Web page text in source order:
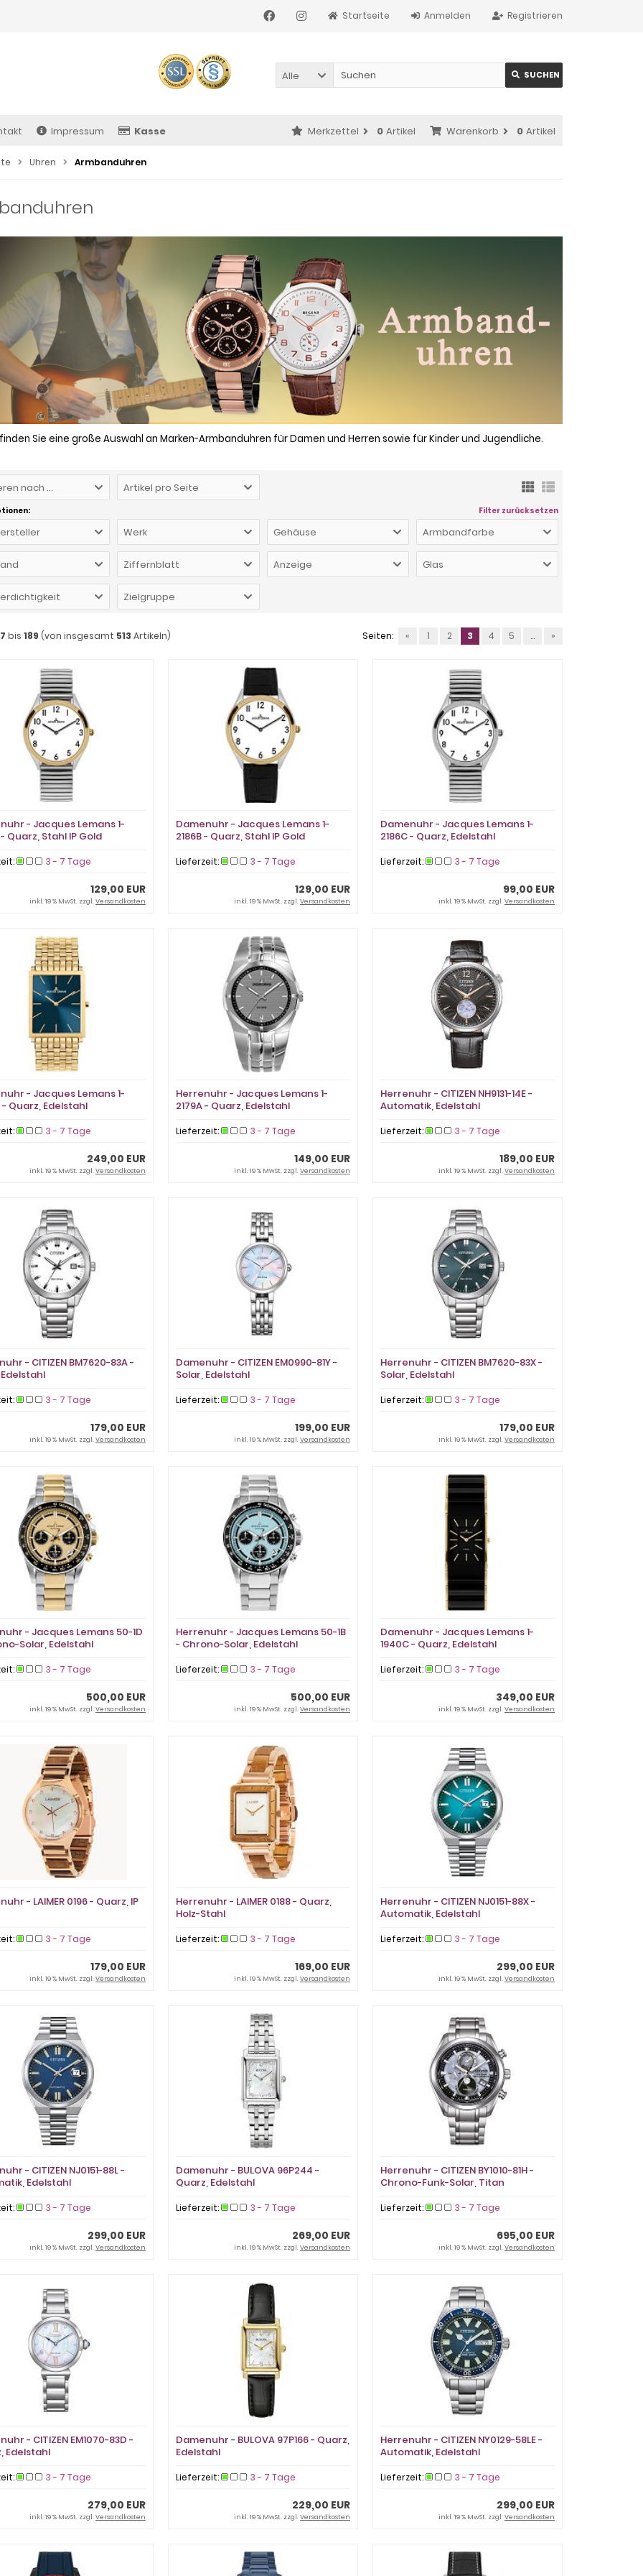
Registrieren
Anmelden
Startseite
Alle SUCHEN
Impressum Kasse Warenkorb 0 Artikel
Merkzettel 0 Artikel
Uhren Armbanduhren
Sie eine große Auswahl an Marken-Armbanduhren für Damen und Herren sowie für Kinder und Jugendliche.
nach ... Artikel pro Seite
Filter zurücksetzen
Werk Gehäuse Armbandfarbe
Ziffernblatt Anzeige Glas
Zielgruppe
bis 189 (von insgesamt 513 Artikeln) Seiten: « 1 2 3 4 5 ... »
- Jacques Lemans 1-
- Quarz, Stahl IP Gold
3 - 7 Tage
129,00 EUR
inkl. 19 % MwSt. zzgl.Versandkosten
Damenuhr - Jacques Lemans 1-
2186B - Quarz, Stahl IP Gold
Lieferzeit: 3 - 7 Tage
129,00 EUR
inkl. 19 % MwSt. zzgl.Versandkosten
Damenuhr - Jacques Lemans 1-
2186C - Quarz, Edelstahl
Lieferzeit: 3 - 7 Tage
99,00 EUR
inkl. 19 % MwSt. zzgl.Versandkosten
- Jacques Lemans 1-
- Quarz, Edelstahl
3 - 7 Tage
249,00 EUR
inkl. 19 % MwSt. zzgl.Versandkosten
Herrenuhr - Jacques Lemans 1-
2179A - Quarz, Edelstahl
Lieferzeit: 3 - 7 Tage
149,00 EUR
inkl. 19 % MwSt. zzgl.Versandkosten
Herrenuhr - CITIZEN NH9131-14E -
Automatik, Edelstahl
Lieferzeit: 3 - 7 Tage
189,00 EUR
inkl. 19 % MwSt. zzgl.Versandkosten
- CITIZEN BM7620-83A -
3 - 7 Tage
179,00 EUR
inkl. 19 % MwSt. zzgl.Versandkosten
Damenuhr - CITIZEN EM0990-81Y -
Solar, Edelstahl
Lieferzeit: 3 - 7 Tage
199,00 EUR
inkl. 19 % MwSt. zzgl.Versandkosten
Herrenuhr - CITIZEN BM7620-83X -
Solar, Edelstahl
Lieferzeit: 3 - 7 Tage
179,00 EUR
inkl. 19 % MwSt. zzgl.Versandkosten
- Jacques Lemans 50-1D
Solar, Edelstahl
3 - 7 Tage
500,00 EUR
inkl. 19 % MwSt. zzgl.Versandkosten
Herrenuhr - Jacques Lemans 50-1B
- Chrono-Solar, Edelstahl
Lieferzeit: 3 - 7 Tage
500,00 EUR
inkl. 19 % MwSt. zzgl.Versandkosten
Damenuhr - Jacques Lemans 1-
1940C - Quarz, Edelstahl
Lieferzeit: 3 - 7 Tage
349,00 EUR
inkl. 19 % MwSt. zzgl.Versandkosten
- LAIMER 0196 - Quarz, IP
3 - 7 Tage
179,00 EUR
inkl. 19 % MwSt. zzgl.Versandkosten
Herrenuhr - LAIMER 0188 - Quarz,
Holz-Stahl
Lieferzeit: 3 - 7 Tage
169,00 EUR
inkl. 19 % MwSt. zzgl.Versandkosten
Herrenuhr - CITIZEN NJ0151-88X -
Automatik, Edelstahl
Lieferzeit: 3 - 7 Tage
299,00 EUR
inkl. 19 % MwSt. zzgl.Versandkosten
- CITIZEN NJ0151-88L -
Edelstahl
3 - 7 Tage
299,00 EUR
inkl. 19 % MwSt. zzgl.Versandkosten
Damenuhr - BULOVA 96P244 -
Quarz, Edelstahl
Lieferzeit: 3 - 7 Tage
269,00 EUR
inkl. 19 % MwSt. zzgl.Versandkosten
Herrenuhr - CITIZEN BY1010-81H -
Chrono-Funk-Solar, Titan
Lieferzeit: 3 - 7 Tage
695,00 EUR
inkl. 19 % MwSt. zzgl.Versandkosten
- CITIZEN EM1070-83D -
Edelstahl
3 - 7 Tage
279,00 EUR
inkl. 19 % MwSt. zzgl.Versandkosten
Damenuhr - BULOVA 97P166 - Quarz,
Edelstahl
Lieferzeit: 3 - 7 Tage
229,00 EUR
inkl. 19 % MwSt. zzgl.Versandkosten
Herrenuhr - CITIZEN NY0129-58LE -
Automatik, Edelstahl
Lieferzeit: 3 - 7 Tage
299,00 EUR
inkl. 19 % MwSt. zzgl.Versandkosten